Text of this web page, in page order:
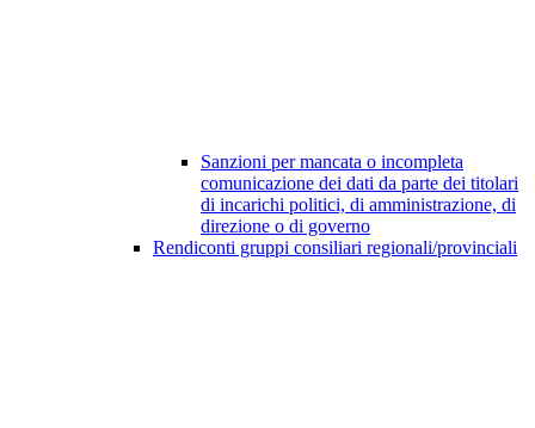
Sanzioni per mancata o incompleta
comunicazione dei dati da parte dei titolari
di incarichi politici, di amministrazione, di
direzione o di governo
Rendiconti gruppi consiliari regionali/provinciali